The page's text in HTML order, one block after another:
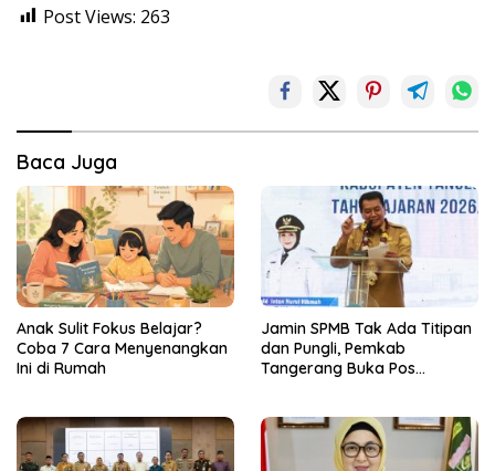
Post Views: 263
Baca Juga
Anak Sulit Fokus Belajar?
Coba 7 Cara Menyenangkan
Ini di Rumah
Jamin SPMB Tak Ada Titipan
dan Pungli, Pemkab
Tangerang Buka Pos